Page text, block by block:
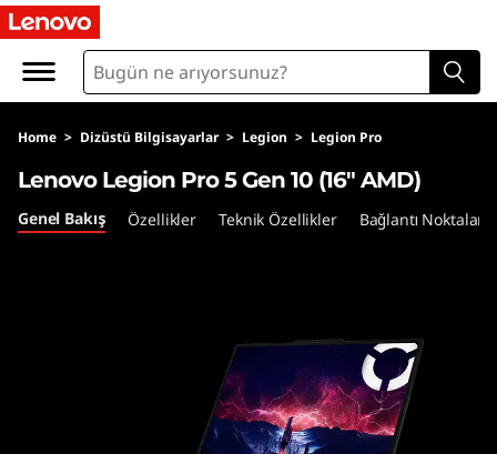
F
A
Q
Home > Dizüstü Bilgisayarlar > Legion > Legion Pro
Lenovo Legion Pro 5 Gen 10 (16″ AMD)
Genel Bakış Özellikler Teknik Özellikler Bağlantı Noktaları